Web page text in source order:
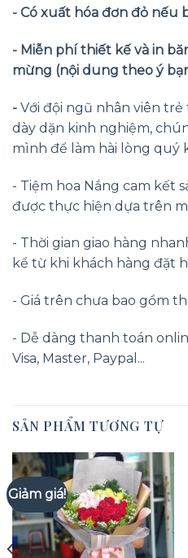
- Có xuất hóa đơn đỏ nếu
- Miễn phí thiết kế và in
mừng (nội dung theo ý
- Với đội ngũ nhân viên
dày dặn kinh nghiệm,
mình để làm hài lòng quý
- Tiệm hoa Nắng cam kết
được thực hiện dựa trên
- Thời gian giao hàng
kể từ khi khách hàng đặt
- Giá trên chưa bao gồm
- Dễ dàng thanh toán
Visa, Master, Paypal...
SẢN PHẨM TƯƠNG TỰ
Giảm giá!